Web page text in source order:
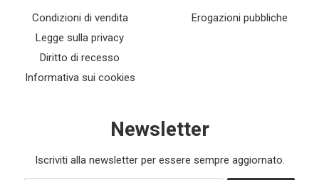
Condizioni di vendita
Legge sulla privacy
Diritto di recesso
Informativa sui cookies
Erogazioni pubbliche
Newsletter
Iscriviti alla newsletter per essere sempre aggiornato.